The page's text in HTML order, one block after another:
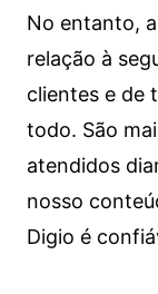
No entanto,
relação à
clientes e de
todo. São
atendidos
nosso
Digio é